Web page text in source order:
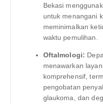
Bekasi
untuk menangani
meminimalkan
waktu pemulihan.
Oftalmologi:
menawarkan
komprehensif,
pengobatan
glaukoma, dan